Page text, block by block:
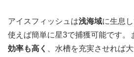
アイスフィッシュは浅海域に生息
使えば簡単に星3で捕獲可能です。
効率も高く
、水槽を充実させれば